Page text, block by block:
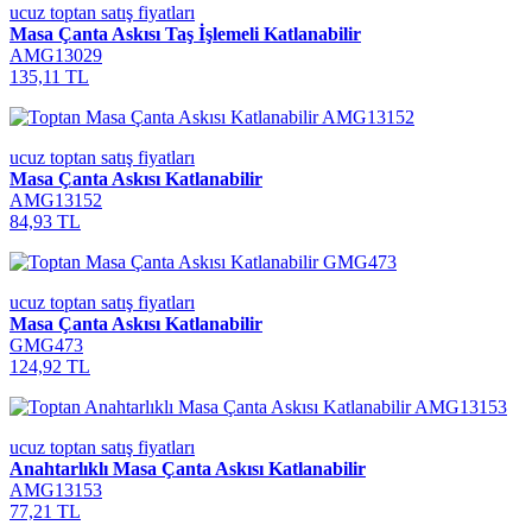
ucuz toptan satış fiyatları
Masa Çanta Askısı Taş İşlemeli Katlanabilir
AMG13029
135,11 TL
ucuz toptan satış fiyatları
Masa Çanta Askısı Katlanabilir
AMG13152
84,93 TL
ucuz toptan satış fiyatları
Masa Çanta Askısı Katlanabilir
GMG473
124,92 TL
ucuz toptan satış fiyatları
Anahtarlıklı Masa Çanta Askısı Katlanabilir
AMG13153
77,21 TL